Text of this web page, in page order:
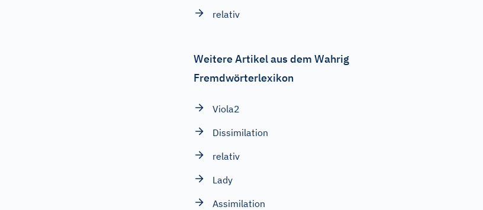
relativ
Weitere Artikel aus dem Wahrig
Fremdwörterlexikon
Viola2
Dissimilation
relativ
Lady
Assimilation